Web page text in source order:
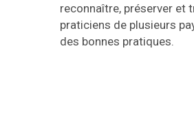
reconnaître, préserver et
praticiens de plusieurs
des bonnes pratiques.